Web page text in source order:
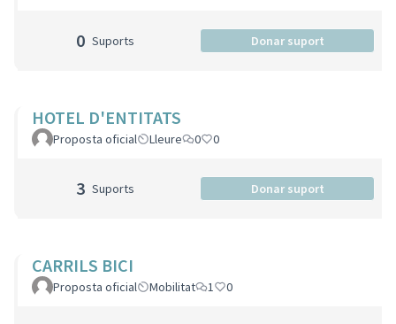
0 Suports Donar suport
HOTEL D'ENTITATS
Proposta oficial Lleure 0 0
3 Suports Donar suport
CARRILS BICI
Proposta oficial Mobilitat 1 0